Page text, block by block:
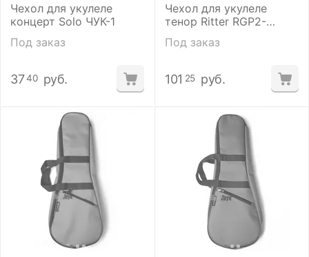
Чехол для укулеле
концерт Solo ЧУК-1
Под заказ
3740 руб.
Чехол для укулеле
тенор Ritter RGP2-
Под заказ
101 25 руб.